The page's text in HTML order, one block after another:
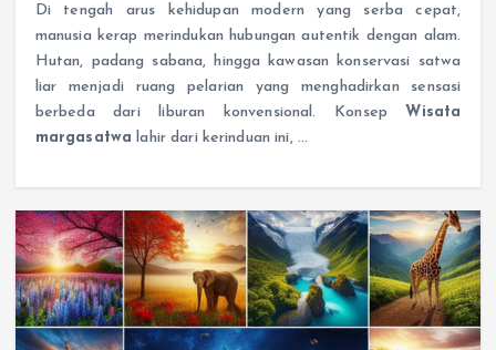
Di tengah arus kehidupan modern yang serba cepat,
manusia kerap merindukan hubungan autentik dengan alam.
Hutan, padang sabana, hingga kawasan konservasi satwa
liar menjadi ruang pelarian yang menghadirkan sensasi
berbeda dari liburan konvensional. Konsep Wisata
margasatwa lahir dari kerinduan ini, …